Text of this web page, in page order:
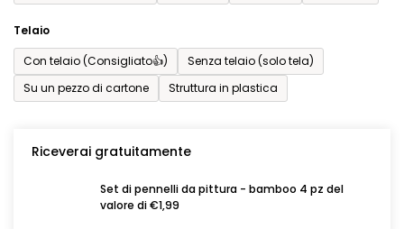
Telaio
Con telaio (Consigliato👍)
Senza telaio (solo tela)
Su un pezzo di cartone
Struttura in plastica
Riceverai gratuitamente
Set di pennelli da pittura - bamboo 4 pz del
valore di €1,99